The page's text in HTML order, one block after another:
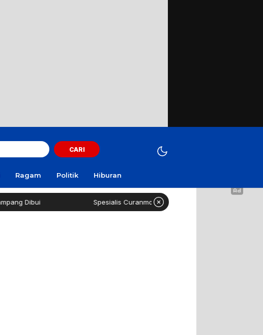
CARI
Ragam Politik Hiburan
Spesialis Curanmor Lintas Daerah Diringkus Polisi di SPBU